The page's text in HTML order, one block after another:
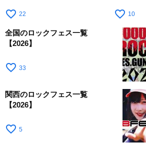
favorite_border 22 favorite_border 10
全国のロックフェス一覧
【2026】
favorite_border 33
関西のロックフェス一覧
【2026】
favorite_border 5